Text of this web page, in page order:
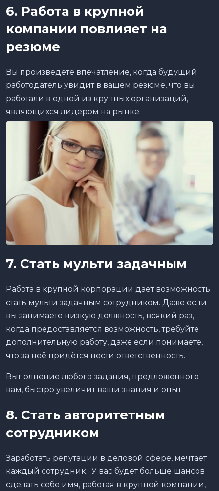
6. Работа в крупной
компании повлияет на
резюме
Вы произведете впечатление, когда будущий
работодатель увидит в вашем резюме, что вы
работали в одной из крупных организаций,
являющихся лидером на рынке.
7. Стать мульти задачным
Работа в крупной корпорации дает возможность
стать мульти задачным сотрудником. Даже если
вы занимаете низкую должность, всякий раз,
когда предоставляется возможность, требуйте
дополнительную работу, даже если понимаете,
что за неё придётся нести ответственность.
Выполнение любого задания, предложенного
вам, быстро увеличит ваши знания и опыт.
8. Стать авторитетным
сотрудником
Заработать репутации в деловой сфере, мечтает
каждый сотрудник. У вас будет больше шансов
сделать себе имя, работая в крупной компании,